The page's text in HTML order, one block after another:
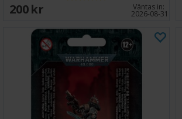
200 SEK Väntas in:
2026-08-31